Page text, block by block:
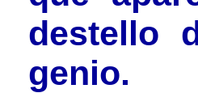
destello
genio.